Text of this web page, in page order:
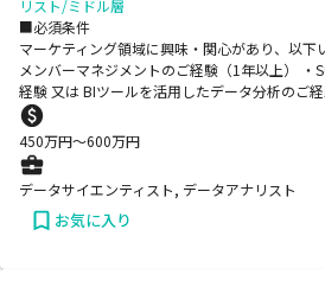
リスト/ミドル層
■必須条件
マーケティング領域に興味・関心があり、以下
メンバーマネジメントのご経験（1年以上） ・
経験 又は BIツールを活用したデータ分析のご経
450万円〜600万円
データサイエンティスト, データアナリスト
お気に入り